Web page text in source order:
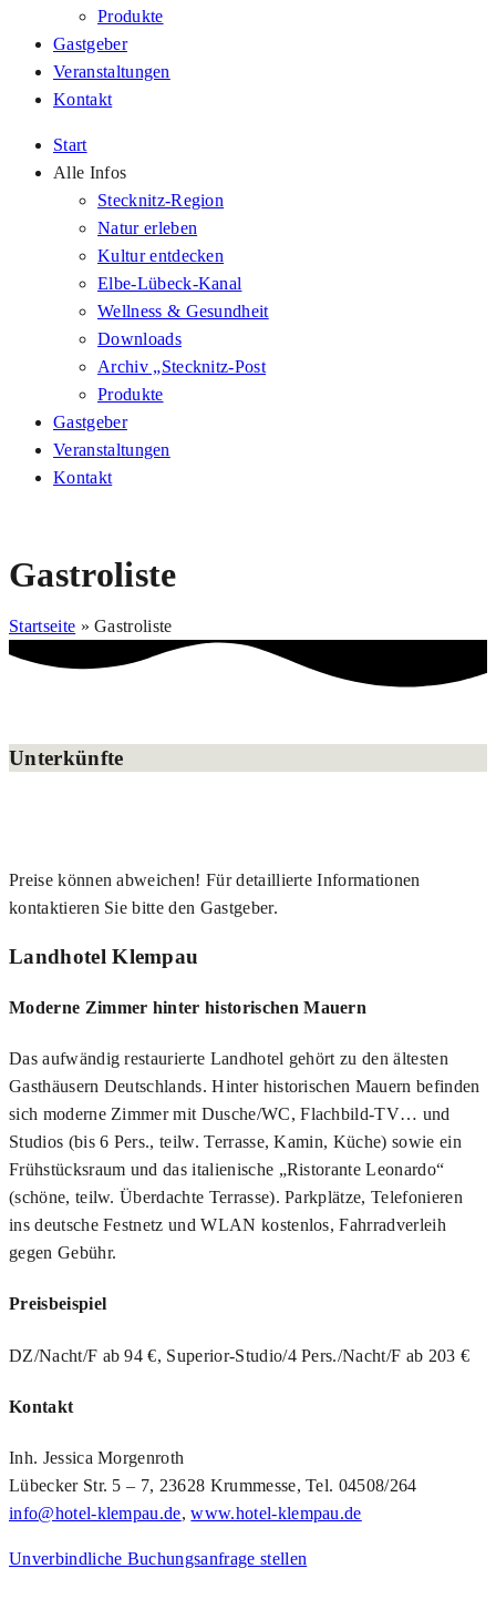
Produkte
Gastgeber
Veranstaltungen
Kontakt
Start
Alle Infos
Stecknitz-Region
Natur erleben
Kultur entdecken
Elbe-Lübeck-Kanal
Wellness & Gesundheit
Downloads
Archiv „Stecknitz-Post
Produkte
Gastgeber
Veranstaltungen
Kontakt
Gastroliste
Startseite »Gastroliste
Unterkünfte
Preise können abweichen! Für detaillierte Informationen
kontaktieren Sie bitte den Gastgeber.
Landhotel Klempau
Moderne Zimmer hinter historischen Mauern
Das aufwändig restaurierte Landhotel gehört zu den ältesten
Gasthäusern Deutschlands. Hinter historischen Mauern befinden
sich moderne Zimmer mit Dusche/WC, Flachbild-TV… und
Studios (bis 6 Pers., teilw. Terrasse, Kamin, Küche) sowie ein
Frühstücksraum und das italienische „Ristorante Leonardo“
(schöne, teilw. Überdachte Terrasse). Parkplätze, Telefonieren
ins deutsche Festnetz und WLAN kostenlos, Fahrradverleih
gegen Gebühr.
Preisbeispiel
DZ/Nacht/F ab 94 €, Superior-Studio/4 Pers./Nacht/F ab 203 €
Kontakt
Inh. Jessica Morgenroth
Lübecker Str. 5 – 7, 23628 Krummesse, Tel. 04508/264
info@hotel-klempau.de,www.hotel-klempau.de
Unverbindliche Buchungsanfrage stellen